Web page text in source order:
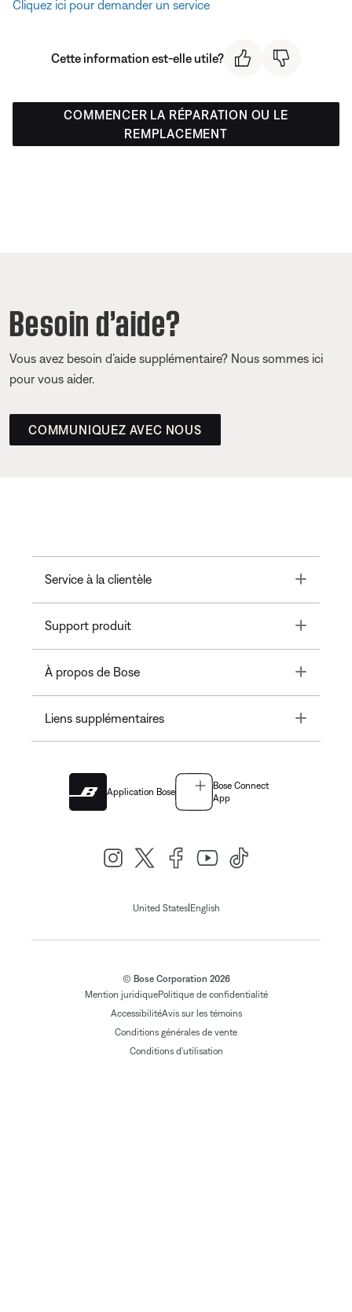
Cliquez ici pour demander un service
Cette information est-elle utile?
COMMENCER LA RÉPARATION OU LE
REMPLACEMENT
Besoin d’aide?
Vous avez besoin d’aide supplémentaire? Nous sommes ici
pour vous aider.
COMMUNIQUEZ AVEC NOUS
Service à la clientèle Toggle
Support produit Toggle
À propos de Bose Toggle
Liens supplémentaires Toggle
Application Bose
Bose Connect
App
United States| English
© Bose Corporation 2026
Mention juridiquePolitique de confidentialité
AccessibilitéAvis sur les témoins
Conditions générales de vente
Conditions d'utilisation